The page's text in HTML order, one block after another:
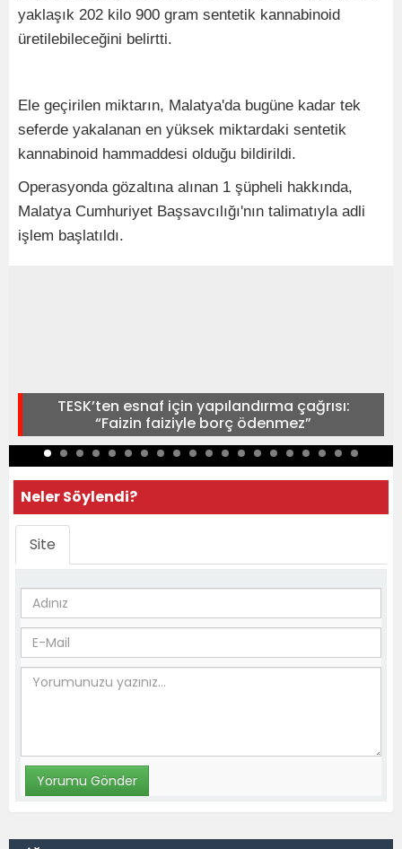
yaklaşık 202 kilo 900 gram sentetik kannabinoid
üretilebileceğini belirtti.
Ele geçirilen miktarın, Malatya'da bugüne kadar tek
seferde yakalanan en yüksek miktardaki sentetik
kannabinoid hammaddesi olduğu bildirildi.
Operasyonda gözaltına alınan 1 şüpheli hakkında,
Malatya Cumhuriyet Başsavcılığı'nın talimatıyla adli
işlem başlatıldı.
TESK’ten esnaf için yapılandırma çağrısı:
“Faizin faiziyle borç ödenmez”
Neler Söylendi?
Site